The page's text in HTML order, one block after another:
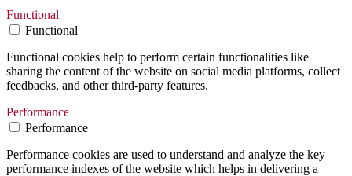
Functional
Functional
Functional cookies help to perform certain functionalities like
sharing the content of the website on social media platforms, collect
feedbacks, and other third-party features.
Performance
Performance
Performance cookies are used to understand and analyze the key
performance indexes of the website which helps in delivering a